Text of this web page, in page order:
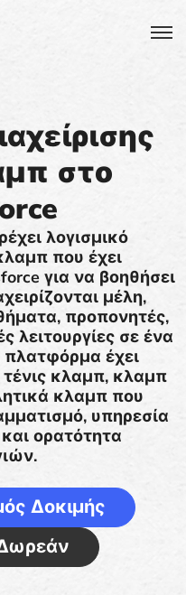
στο
λογισμικό
που έχει
για να βοηθήσει
μέλη,
προπονητές,
λειτουργίες σε ένα
έχει
τένις κλαμπ, κλαμπ
κλαμπ που
υπηρεσία
ορατότητα
Δοκιμής